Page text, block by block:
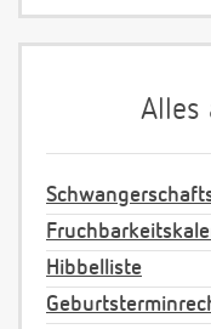
Alles
Hibbelliste